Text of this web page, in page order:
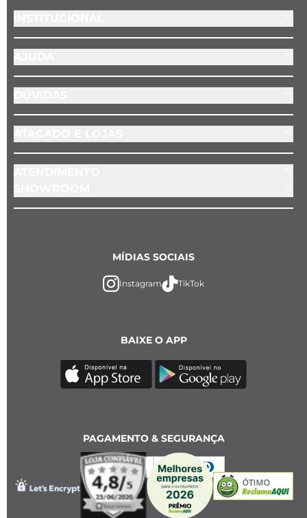
BAIXE O APP
MÍDIAS SOCIAIS
Instagram TikTok
PAGAMENTO & SEGURANÇA